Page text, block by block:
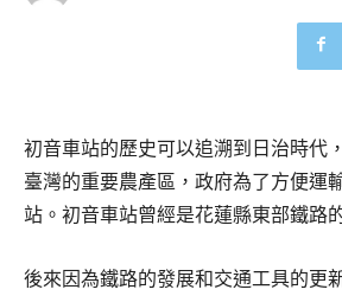
初音車站的歷史可以追溯到日治時代
臺灣的重要農產區，政府為了方便運
站。初音車站曾經是花蓮縣東部鐵路
後來因為鐵路的發展和交通工具的更